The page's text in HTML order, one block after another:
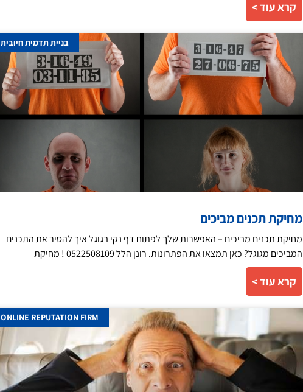
קרא עוד >
בניית תדמית חיובית
מחיקת תכנים מביכים
מחיקת תכנים מביכים – האפשרות שלך לפתוח דף נקי בגוגל איך להסיר את התכנים
המביכים מגוגל? כאן תמצאו את הפתרונות. רונן הלל 0522508109 ! מחיקת
קרא עוד >
ONLINE REPUTATION FIRM